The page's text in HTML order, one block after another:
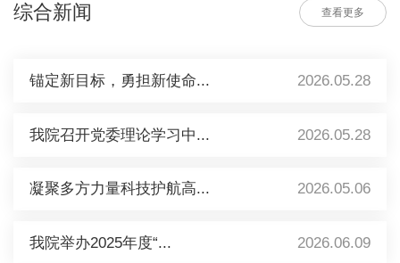
综合新闻 查看更多
锚定新目标，勇担新使命... 2026.05.28
我院召开党委理论学习中... 2026.05.28
凝聚多方力量科技护航高... 2026.05.06
我院举办2025年度“... 2026.06.09